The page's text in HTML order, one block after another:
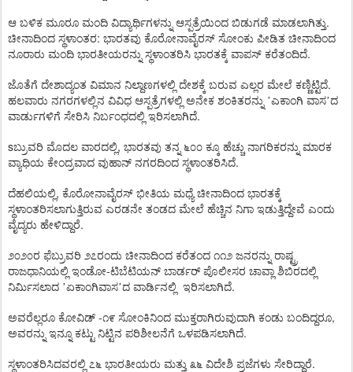
ಆ ಬಳಿಕ ಮೂರೂ ಮಂದಿ ವಿದ್ಯಾರ್ಥಿಗಳನ್ನು ಆಸ್ಪತ್ರೆಯಿಂದ ಬಿಡುಗಡೆ ಮಾಡಲಾಗಿತ್ತು.
ಚೀನಾದಿಂದ ಸ್ಥಳಾಂತರ: ಭಾರತವು ಕೊರೋನಾವೈರಸ್ ಸೋಂಕು ಪೀಡಿತ ಚೀನಾದಿಂದ
ನೂರಾರು ಮಂದಿ ಭಾರತೀಯರನ್ನು ಸ್ಥಳಾಂತರಿಸಿ ಭಾರತಕ್ಕೆ ವಾಪಸ್ ಕರೆತಂದಿದೆ.
ಜೊತೆಗೆ ದೇಶಾದ್ಯಂತ ವಿಮಾನ ನಿಲ್ದಾಣಗಳಲ್ಲಿ ದೇಶಕ್ಕೆ ಬರುವ ಎಲ್ಲರ ಮೇಲೆ ಕಣ್ಣಿಟ್ಟಿದೆ.
ಹಲವಾರು ನಗರಗಳಲ್ಲಿನ ವಿವಿಧ ಆಸ್ಪತ್ರೆಗಳಲ್ಲಿ ಅನೇಕ ಶಂಕಿತರನ್ನು ’ಎಕಾಂಗಿ ವಾಸ’ದ
ವಾರ್ಡುಗಳಿಗೆ ಸೇರಿಸಿ ನಿರ್ಬಂಧದಲ್ಲಿ ಇರಿಸಲಾಗಿದೆ.
sಬ್ರುವರಿ ಮೊದಲ ವಾರದಲ್ಲಿ, ಭಾರತವು ತನ್ನ ೬೦೦ ಕ್ಕೂ ಹೆಚ್ಚು ನಾಗರಿಕರನ್ನು ಮಾರಕ
ವ್ಯಾಧಿಯ ಕೇಂದ್ರವಾದ ವುಹಾನ್ ನಗರದಿಂದ ಸ್ಥಳಾಂತರಿಸಿದೆ.
ದೆಹಲಿಯಲ್ಲಿ, ಕೊರೋನಾವೈರಸ್ ಭೀತಿಯ ಮಧ್ಯೆ ಚೀನಾದಿಂದ ಭಾರತಕ್ಕೆ
ಸ್ಥಳಾಂತರಿಸಲಾಗುತ್ತಿರುವ ಎರಡನೇ ತಂಡದ ಮೇಲೆ ಹೆಚ್ಚಿನ ನಿಗಾ ಇಡುತ್ತಿದ್ದೇವೆ ಎಂದು
ವೈದ್ಯರು ಹೇಳಿದ್ದಾರೆ.
೨೦೨೦ರ ಫೆಬ್ರುವರಿ ೨೭ರಂದು ಚೀನಾದಿಂದ ಕರೆತಂದ ೧೧೨ ಜನರನ್ನು ರಾಷ್ಟ್ರ
ರಾಜಧಾನಿಯಲ್ಲಿ ಇಂಡೋ-ಟಿಬೆಟಿಯನ್ ಬಾರ್ಡರ್ ಪೊಲೀಸರ ಚಾವ್ಲಾ ಶಿಬಿರದಲ್ಲಿ
ನಿರ್ಮಿಸಲಾದ ’ಏಕಾಂಗಿವಾಸ’ದ ವಾರ್ಡಿನಲ್ಲಿ ಇರಿಸಲಾಗಿದೆ.
ಅವರೆಲ್ಲರೂ ಕೋವಿಡ್ -೧೯ ಸೋಂಕಿನಿಂದ ಮುಕ್ತರಾಗಿರುವುದಾಗಿ ಕಂಡು ಬಂದಿದ್ದರೂ,
ಅವರನ್ನು ಇನ್ನೂ ಕಟ್ಟು ನಿಟ್ಟಿನ ಪರಿಶೀಲನೆಗೆ ಒಳಪಡಿಸಲಾಗಿದೆ.
ಸ್ಥಳಾಂತರಿಸಿದವರಲ್ಲಿ ೭೬ ಭಾರತೀಯರು ಮತ್ತು ೩೬ ವಿದೇಶಿ ಪ್ರಜೆಗಳು ಸೇರಿದ್ದಾರೆ.